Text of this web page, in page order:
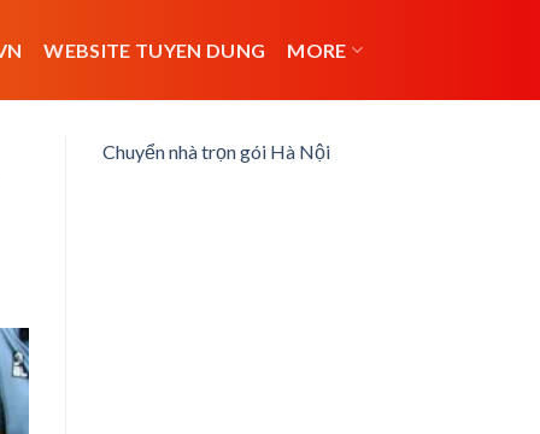
WEBSITE TUYEN DUNG MORE
Chuyển nhà trọn gói Hà Nội